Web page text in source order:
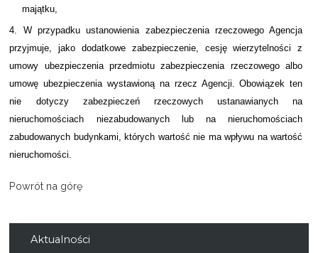
majątku,
4. W przypadku ustanowienia zabezpieczenia rzeczowego Agencja
przyjmuje, jako dodatkowe zabezpieczenie, cesję wierzytelności z
umowy ubezpieczenia przedmiotu zabezpieczenia rzeczowego albo
umowę ubezpieczenia wystawioną na rzecz Agencji. Obowiązek ten
nie dotyczy zabezpieczeń rzeczowych ustanawianych na
nieruchomościach niezabudowanych lub na nieruchomościach
zabudowanych budynkami, których wartość nie ma wpływu na wartość
nieruchomości.
Powrót na górę
Aktualności